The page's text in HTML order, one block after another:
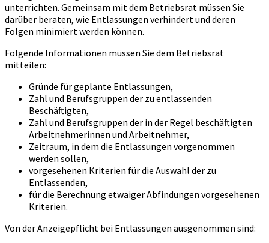
unterrichten. Gemeinsam mit dem Betriebsrat müssen Sie
darüber beraten, wie Entlassungen verhindert und deren
Folgen minimiert werden können.
Folgende Informationen müssen Sie dem Betriebsrat
mitteilen:
Gründe für geplante Entlassungen,
Zahl und Berufsgruppen der zu entlassenden
Beschäftigten,
Zahl und Berufsgruppen der in der Regel beschäftigten
Arbeitnehmerinnen und Arbeitnehmer,
Zeitraum, in dem die Entlassungen vorgenommen
werden sollen,
vorgesehenen Kriterien für die Auswahl der zu
Entlassenden,
für die Berechnung etwaiger Abfindungen vorgesehenen
Kriterien.
Von der Anzeigepflicht bei Entlassungen ausgenommen sind: